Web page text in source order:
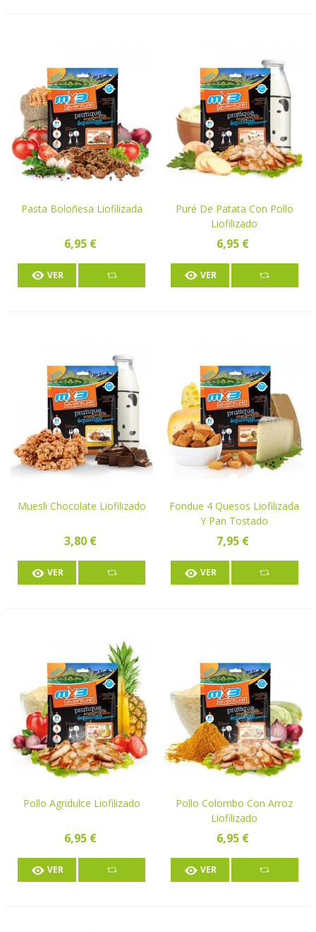
Pasta Boloñesa Liofilizada
6,95 €
VER
Puré De Patata Con Pollo
Liofilizado
6,95 €
VER
Muesli Chocolate Liofilizado
3,80 €
VER
Fondue 4 Quesos Liofilizada
Y Pan Tostado
7,95 €
VER
Pollo Agridulce Liofilizado
6,95 €
VER
Pollo Colombo Con Arroz
Liofilizado
6,95 €
VER